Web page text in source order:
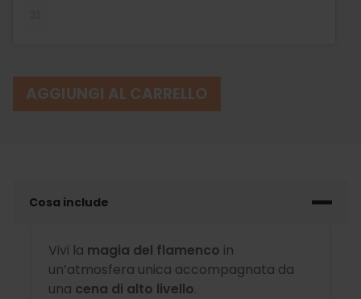
AGGIUNGI AL CARRELLO
Cosa include
Vivi la magia del flamenco in
un’atmosfera unica accompagnata da
una cena di alto livello.